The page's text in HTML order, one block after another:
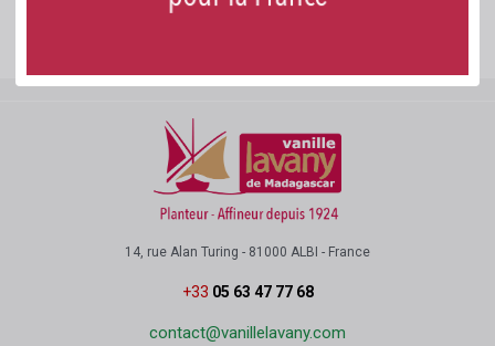
14, rue Alan Turing - 81000 ALBI - France
+33 05 63 47 77 68
contact@vanillelavany.com